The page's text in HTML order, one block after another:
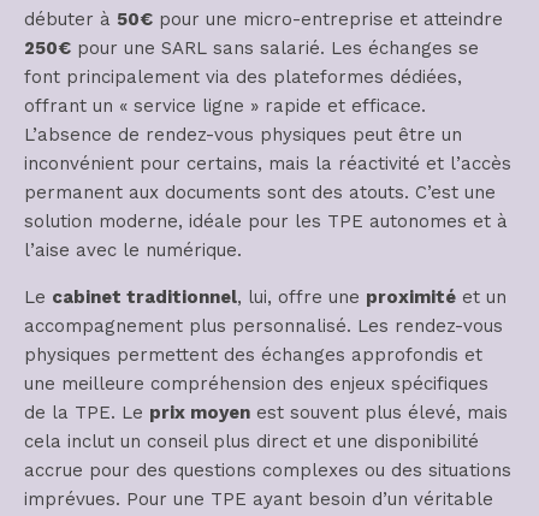
débuter à 50€ pour une micro-entreprise et atteindre
250€ pour une SARL sans salarié. Les échanges se
font principalement via des plateformes dédiées,
offrant un « service ligne » rapide et efficace.
L’absence de rendez-vous physiques peut être un
inconvénient pour certains, mais la réactivité et l’accès
permanent aux documents sont des atouts. C’est une
solution moderne, idéale pour les TPE autonomes et à
l’aise avec le numérique.
Le cabinet traditionnel, lui, offre une proximité et un
accompagnement plus personnalisé. Les rendez-vous
physiques permettent des échanges approfondis et
une meilleure compréhension des enjeux spécifiques
de la TPE. Le prix moyen est souvent plus élevé, mais
cela inclut un conseil plus direct et une disponibilité
accrue pour des questions complexes ou des situations
imprévues. Pour une TPE ayant besoin d’un véritable